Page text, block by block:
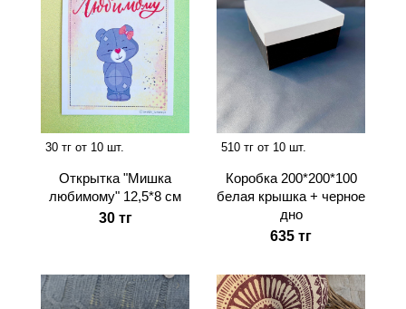
30 тг от 10 шт.
Открытка "Мишка
любимому" 12,5*8 см
30 тг
510 тг от 10 шт.
Коробка 200*200*100
белая крышка + черное
дно
635 тг